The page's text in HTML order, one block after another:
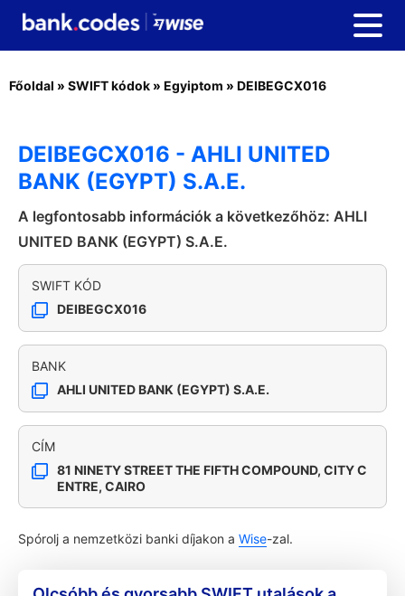
Főoldal » SWIFT kódok » Egyiptom » DEIBEGCX016
DEIBEGCX016 - AHLI UNITED
BANK (EGYPT) S.A.E.
A legfontosabb információk a következőhöz: AHLI
UNITED BANK (EGYPT) S.A.E.
SWIFT KÓD
DEIBEGCX016
BANK
AHLI UNITED BANK (EGYPT) S.A.E.
CÍM
81 NINETY STREET THE FIFTH COMPOUND, CITY C
ENTRE, CAIRO
Spórolj a nemzetközi banki díjakon a Wise-zal.